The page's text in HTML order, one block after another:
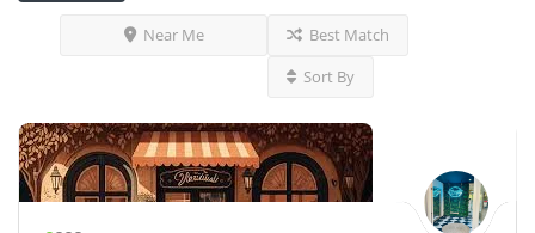
Near Me
Best Match
Sort By